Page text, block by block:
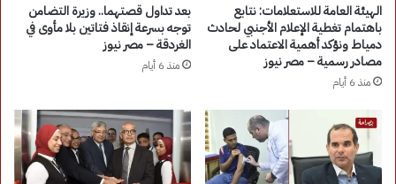
الهيئة العامة للاستعلامات: نتابع
باهتمام تغطية الإعلام الأجنبي لحادث
دمياط ونؤكد أهمية الاعتماد على
مصادر رسمية – مصر نيوز
منذ 6 أيام
بعد تداول قصتهما.. وزيرة التضامن
توجه بسرعة إنقاذ فتاتين بلا مأوى في
الغردقة – مصر نيوز
منذ 6 أيام